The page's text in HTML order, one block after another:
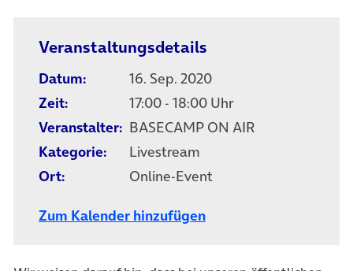
Veranstaltungsdetails
Datum:
16. Sep. 2020
Zeit:
17:00 - 18:00 Uhr
Veranstalter: BASECAMP ON AIR
Kategorie:
Livestream
Ort:
Online-Event
Zum Kalender hinzufügen